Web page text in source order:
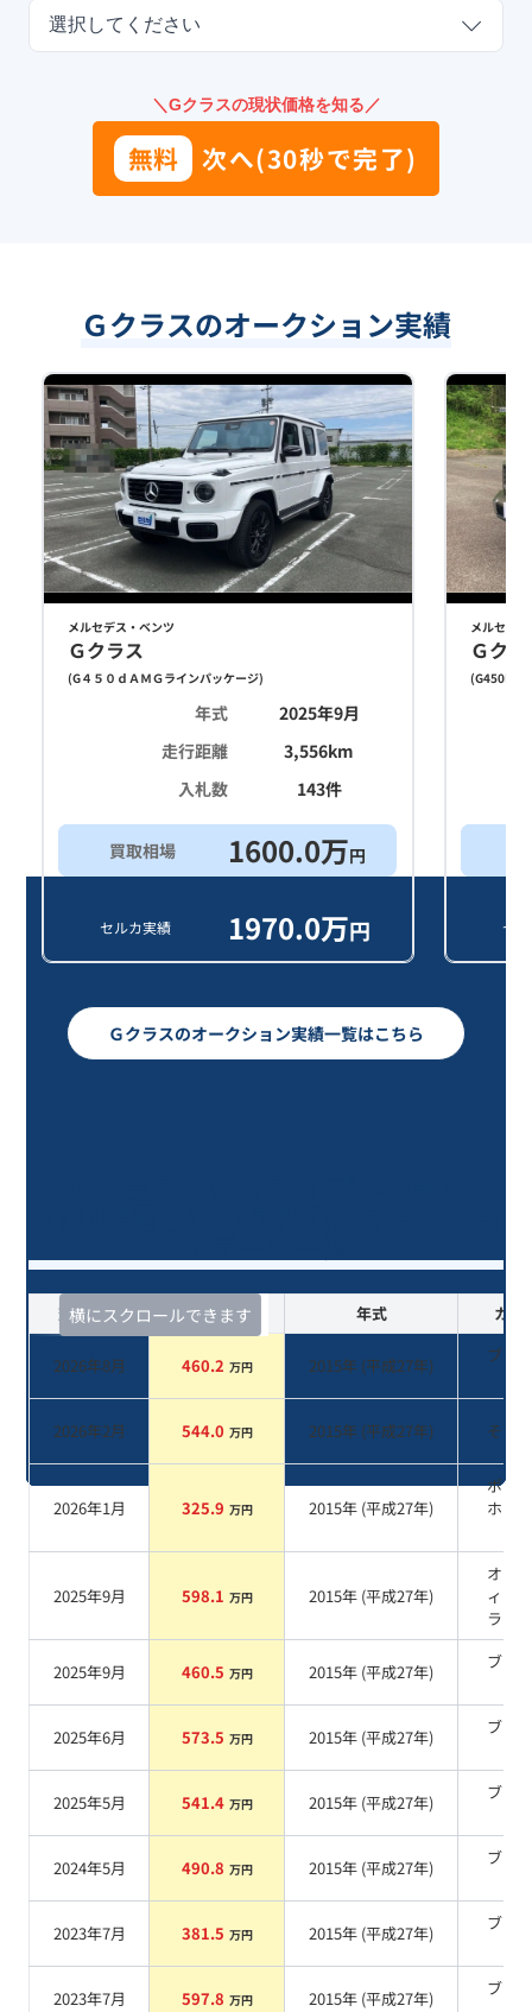
選択してください
＼Gクラスの現状価格を知る／
無料 次へ(30秒で完了)
Ｇクラスのオークション実績
メルセデス・ベンツ
Ｇクラス
(G４５０ｄＡＭＧラインパッケージ)
年式
2025年9月
走行距離
3,556km
入札数
143件
買取相場 1600.0万円
セルカ実績 1970.0万円
メルセデ
Ｇク
(G450D
セ
Ｇクラスのオークション実績一覧はこちら
横にスクロールできます
査定時期 セルカ実績 年式 カラ
2026年8月 460.2 万円 2015年 (平成27年)
ブラ
2026年2月 544.0 万円 2015年 (平成27年) その他
2026年1月 325.9 万円 2015年 (平成27年)
ポー
ホワ
2025年9月 598.1 万円 2015年 (平成27年)
オブ
ィア
ラック
2025年9月 460.5 万円 2015年 (平成27年)
ブラ
2025年6月 573.5 万円 2015年 (平成27年)
ブラ
2025年5月 541.4 万円 2015年 (平成27年)
ブラ
2024年5月 490.8 万円 2015年 (平成27年)
ブラ
2023年7月 381.5 万円 2015年 (平成27年)
ブラ
2023年7月 597.8 万円 2015年 (平成27年)
ブラ